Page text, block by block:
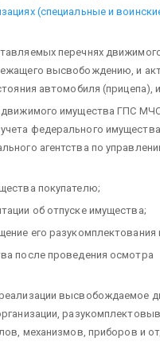
(специальные и
перечнях
высвобождению, и
автомобиля (прицепа),
имущества ГПС
федерального
агентства по
покупателю;
об отпуске имущества;
его разукомплектования
после проведения осмотра
высвобождаемое
механизмов, приборов и